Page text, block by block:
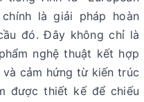
chính là giải pháp hoàn
đó. Đây không chỉ là
nghệ thuật kết hợp
cảm hứng từ kiến trúc
được thiết kế để chiếu